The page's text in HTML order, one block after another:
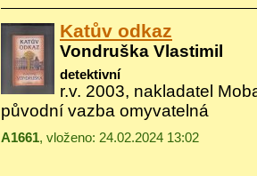
Katův odkaz
Vondruška Vlastimil
detektivní
r.v. 2003, nakladatel
původní vazba omyvatelná
A1661, vloženo: 24.02.2024 13:02